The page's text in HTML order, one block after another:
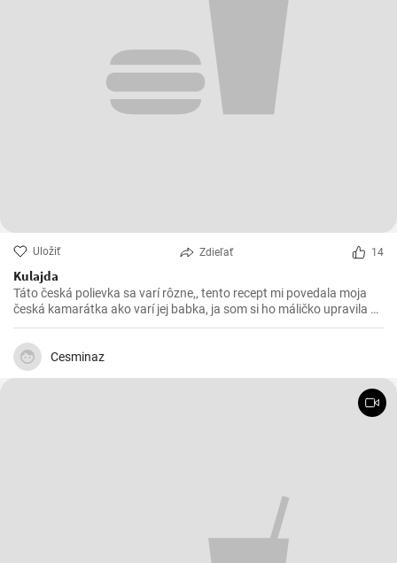
Uložiť Zdieľať 14
Kulajda
Táto česká polievka sa varí rôzne,, tento recept mi povedala moja
česká kamarátka ako varí jej babka, ja som si ho máličko upravila a
chutila nám s manželom. Skúste 😉
Cesminaz